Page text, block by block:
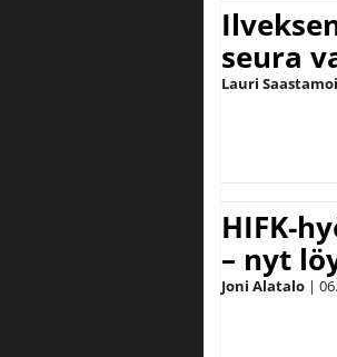
seura
Lauri
HIFK-
– nyt
Joni Alatalo |